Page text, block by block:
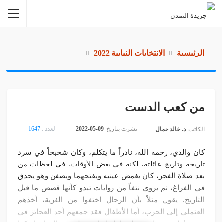
الرئيسية الانتخابات النيابية 2022
من كعب الدست
الكاتب د. خالد جمال نشرت بتاريخ 09-05-2022 العدد :1647
كان والدي، رحمه الله، نادراً ما يتكلم، وكان شحيحاً في سرد
تاريخه وتاريخ عائلته، لكنه في بعض الأوقات، في لحظات من
بعد صلاة الفجر، كان يغمض عينيه ويفتحهما ويصفن وهو يحدق
في الفراغ، ثم يروي نتفاً من روايات تبدو كأنها قصص ما قبل
التاريخ. يقول مثلاً بأن الرجال اختفوا من القرية، أخذهم
العثملي إلى الحرب، أما الأطفال فقد جمعهم أحد العجائز في